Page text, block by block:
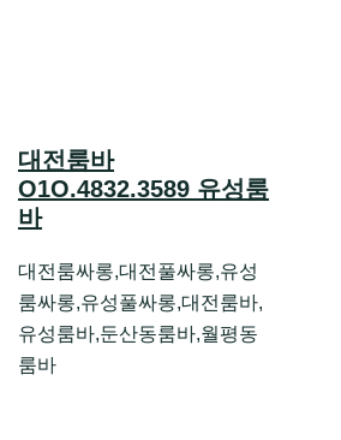
대전룸바
O1O.4832.3589 유성룸
바
대전룸싸롱,대전풀싸롱,유성
룸싸롱,유성풀싸롱,대전룸바,
유성룸바,둔산동룸바,월평동
룸바